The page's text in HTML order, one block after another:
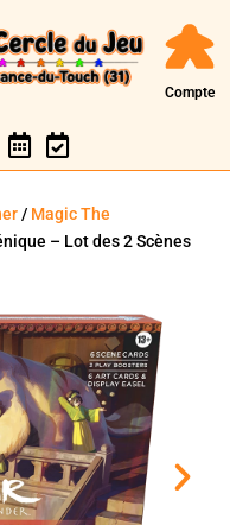
Compte
/ Magic The
– Lot des 2 Scènes